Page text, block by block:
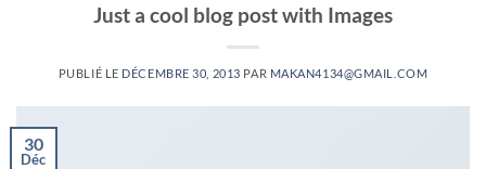
Just a cool blog post with Images
PUBLIÉ LE DÉCEMBRE 30, 2013 PAR MAKAN4134@GMAIL.COM
30
Déc